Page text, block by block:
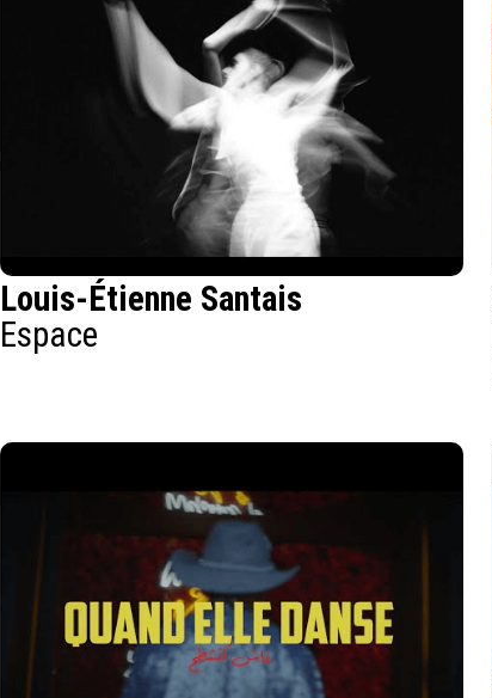
Louis-Étienne Santais
Espace